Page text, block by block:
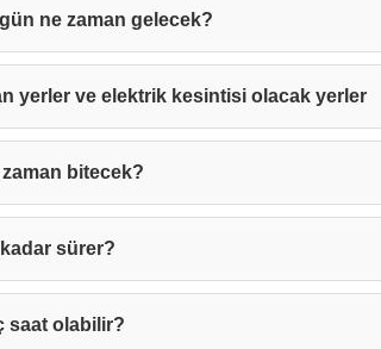
ne zaman gelecek?
yerler ve elektrik kesintisi olacak yerler
bitecek?
sürer?
saat olabilir?